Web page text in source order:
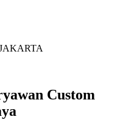
Custom